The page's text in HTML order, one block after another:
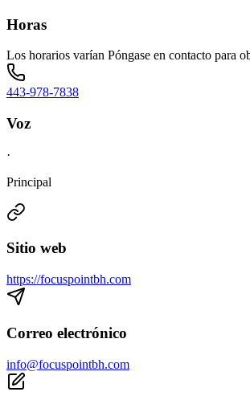
Horas
Los horarios varían Póngase en contacto para
443-978-7838
Voz
·
Principal
Sitio web
https://focuspointbh.com
Correo electrónico
info@focuspointbh.com